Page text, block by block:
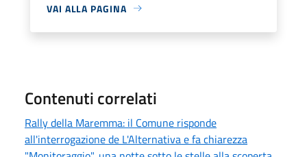
VAI ALLA PAGINA
Contenuti correlati
Rally della Maremma: il Comune risponde
all'interrogazione de L'Alternativa e fa chiarezza